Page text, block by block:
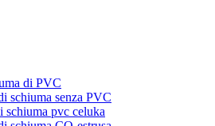
di PVC
schiuma senza PVC
schiuma pvc celuka